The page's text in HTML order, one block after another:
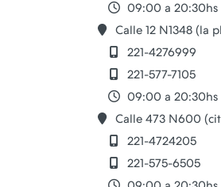
09:00 a 20:30hs
Calle 12 N1348 (la
221-4276999
221-577-7105
09:00 a 20:30hs
Calle 473 N600
221-4724205
221-575-6505